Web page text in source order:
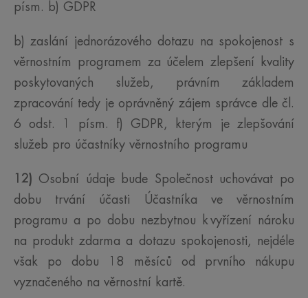
písm. b) GDPR
b) zaslání jednorázového dotazu na spokojenost s
věrnostním programem za účelem zlepšení kvality
poskytovaných služeb, právním základem
zpracování tedy je oprávněný zájem správce dle čl.
6 odst. 1 písm. f) GDPR, kterým je zlepšování
služeb pro účastníky věrnostního programu
12) Osobní údaje bude Společnost uchovávat po
dobu trvání účasti Účastníka ve věrnostním
programu a po dobu nezbytnou k vyřízení nároku
na produkt zdarma a dotazu spokojenosti, nejdéle
však po dobu 18 měsíců od prvního nákupu
vyznačeného na věrnostní kartě.